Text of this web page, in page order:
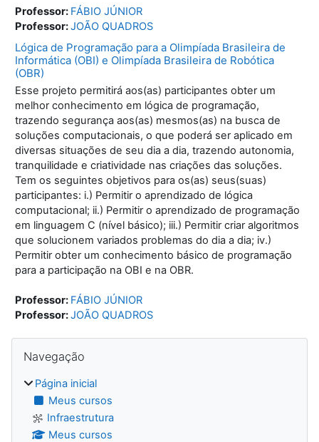
Professor: FÁBIO JÚNIOR
Professor:JOÃO QUADROS
Lógica de Programação para a Olimpíada Brasileira de
Informática (OBI) e Olimpíada Brasileira de Robótica
(OBR)
Esse projeto permitirá aos(as) participantes obter um
melhor conhecimento em lógica de programação,
trazendo segurança aos(as) mesmos(as) na busca de
soluções computacionais, o que poderá ser aplicado em
diversas situações de seu dia a dia, trazendo autonomia,
tranquilidade e criatividade nas criações das soluções.
Tem os seguintes objetivos para os(as) seus(suas)
participantes: i.) Permitir o aprendizado de lógica
computacional; ii.) Permitir o aprendizado de programação
em linguagem C (nível básico); iii.) Permitir criar algoritmos
que solucionem variados problemas do dia a dia; iv.)
Permitir obter um conhecimento básico de programação
para a participação na OBI e na OBR.
Professor: FÁBIO JÚNIOR
Professor:JOÃO QUADROS
Blocos
Navegação
Página inicial
Meus cursos
Infraestrutura
Meus cursos